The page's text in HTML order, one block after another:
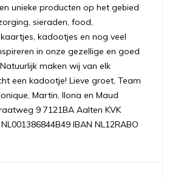
unieke producten op het gebied
sieraden, food,
kadootjes en nog veel
in onze gezellige en goed
maken wij van elk
een kadootje! Lieve groet, Team
Martin, Ilona en Maud
9 7121BA Aalten KVK
IBAN NL12RABO